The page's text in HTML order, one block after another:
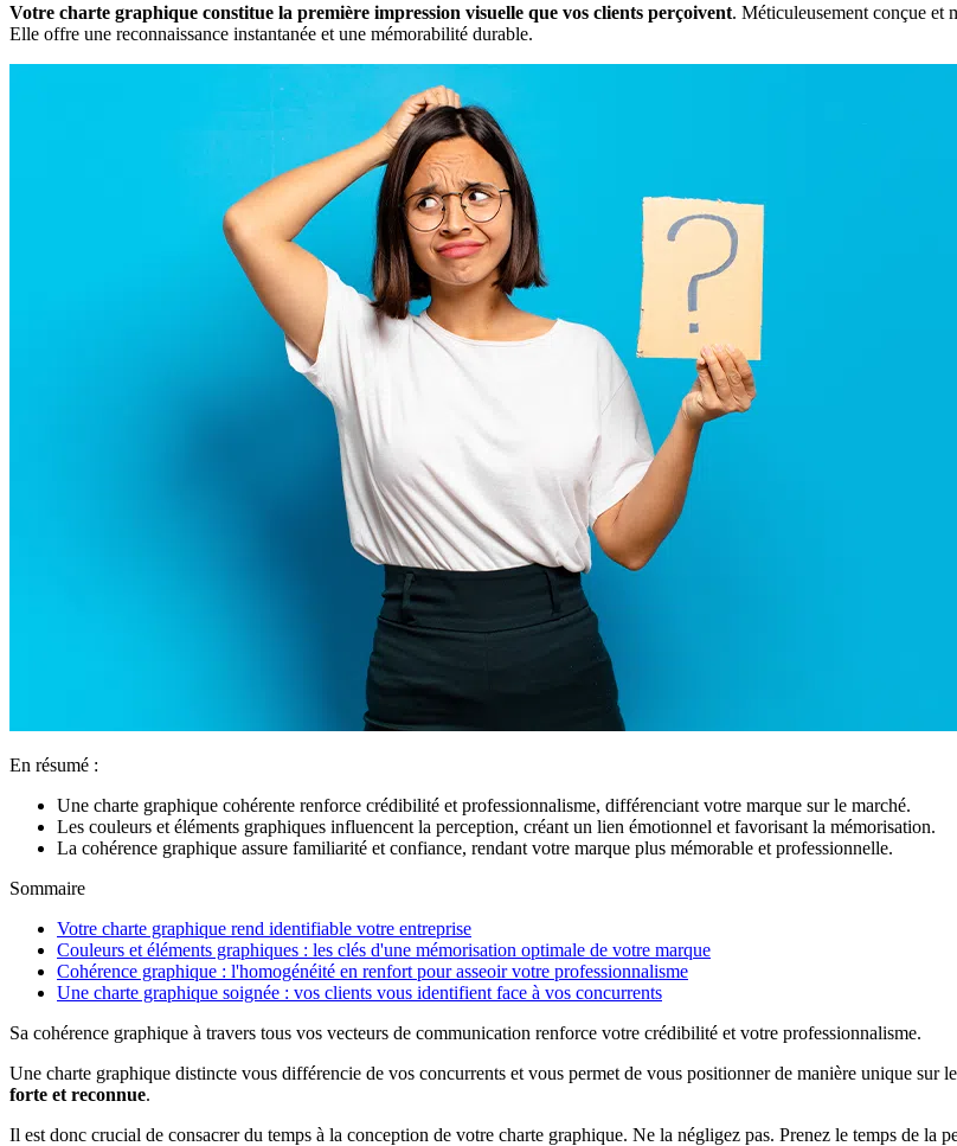
Votre charte graphique constitue la première impression visuelle que vos clients perçoivent. Méticuleusement conçue et
Elle offre une reconnaissance instantanée et une mémorabilité durable.
En résumé :
Une charte graphique cohérente renforce crédibilité et professionnalisme, différenciant votre marque sur le marché.
Les couleurs et éléments graphiques influencent la perception, créant un lien émotionnel et favorisant la mémorisation.
La cohérence graphique assure familiarité et confiance, rendant votre marque plus mémorable et professionnelle.
Sommaire
Votre charte graphique rend identifiable votre entreprise
Couleurs et éléments graphiques : les clés d'une mémorisation optimale de votre marque
Cohérence graphique : l'homogénéité en renfort pour asseoir votre professionnalisme
Une charte graphique soignée : vos clients vous identifient face à vos concurrents
Sa cohérence graphique à travers tous vos vecteurs de communication renforce votre crédibilité et votre professionnalisme.
Une charte graphique distincte vous différencie de vos concurrents et vous permet de vous positionner de manière unique sur
forte et reconnue.
Il est donc crucial de consacrer du temps à la conception de votre charte graphique. Ne la négligez pas. Prenez le temps de la